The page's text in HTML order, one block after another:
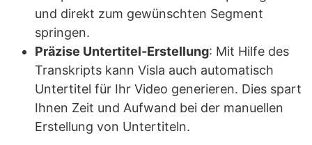
und direkt zum gewünschten Segment
springen.
Präzise Untertitel-Erstellung: Mit Hilfe des
Transkripts kann Visla auch automatisch
Untertitel für Ihr Video generieren. Dies spart
Ihnen Zeit und Aufwand bei der manuellen
Erstellung von Untertiteln.